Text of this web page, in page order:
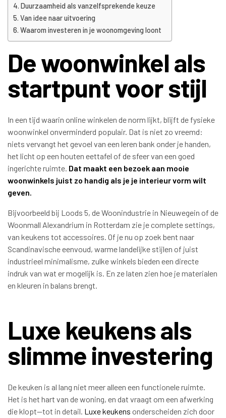
Duurzaamheid als vanzelfsprekende keuze
Van idee naar uitvoering
Waarom investeren in je woonomgeving loont
De woonwinkel als
startpunt voor stijl
In een tijd waarin online winkelen de norm lijkt, blijft de fysieke
woonwinkel onverminderd populair. Dat is niet zo vreemd:
niets vervangt het gevoel van een leren bank onder je handen,
het licht op een houten eettafel of de sfeer van een goed
ingerichte ruimte. Dat maakt een bezoek aan mooie
woonwinkels juist zo handig als je je interieur vorm wilt
geven.
Bijvoorbeeld bij Loods 5, de Woonindustrie in Nieuwegein of de
Woonmall Alexandrium in Rotterdam zie je complete settings,
van keukens tot accessoires. Of je nu op zoek bent naar
Scandinavische eenvoud, warme landelijke stijlen of juist
industrieel minimalisme, zulke winkels bieden een directe
indruk van wat er mogelijk is. En ze laten zien hoe je materialen
en kleuren in balans brengt.
Luxe keukens als
slimme investering
De keuken is al lang niet meer alleen een functionele ruimte.
Het is het hart van de woning, en dat vraagt om een afwerking
die klopt—tot in detail. Luxe keukens onderscheiden zich door